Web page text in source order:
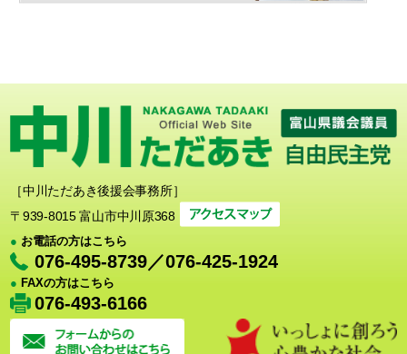
［中川ただあき後援会事務所］
〒939-8015 富山市中川原368
● お電話の方はこちら
076-495-8739／076-425-1924
● FAXの方はこちら
076-493-6166